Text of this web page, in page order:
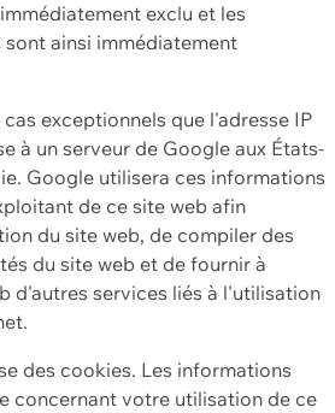
exclu et les
sont ainsi immédiatement
exceptionnels que l'adresse IP
à un serveur de Google aux États-
Google utilisera ces informations
de ce site web afin
du site web, de compiler des
du site web et de fournir à
d'autres services liés à l'utilisation
des cookies. Les informations
concernant votre utilisation de ce